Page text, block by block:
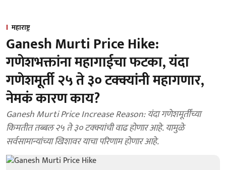
महाराष्ट्र
Ganesh Murti Price Hike:
गणेशभक्तांना महागाईचा फटका, यंदा
गणेशमूर्ती २५ ते ३० टक्क्यांनी महागणार,
नेमकं कारण काय?
Ganesh Murti Price Increase Reason: यंदा गणेशमूर्तींच्या
किमतीत तब्बल २५ ते ३० टक्क्यांची वाढ होणार आहे. यामुळे
सर्वसामान्यांच्या खिशावर याचा परिणाम होणार आहे.